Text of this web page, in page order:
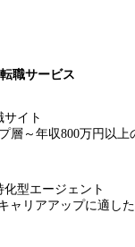
職サービス
イト
層～年収800万円以
型エージェント
ャリアアップに適し